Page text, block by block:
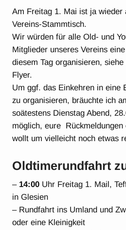
Am Freitag 1. Mai ist ja wieder
Vereins-Stammtisch.
Wir würden für alle Old- und
Mitglieder unseres Vereins
diesem Tag organisieren,
Flyer.
Um ggf. das Einkehren in eine
zu organisieren, bräuchte ich
soätestens Dienstag Abend,
möglich, eure Rückmeldungen
wollt um vielleicht noch etwas
Oldtimerundfahrt
– 14:00 Uhr Freitag 1. Mail,
in Glesien
– Rundfahrt ins Umland und
oder eine Kleinigkeit